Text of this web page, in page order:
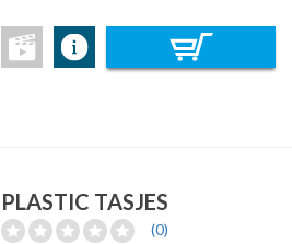
PLASTIC TASJES
(0)